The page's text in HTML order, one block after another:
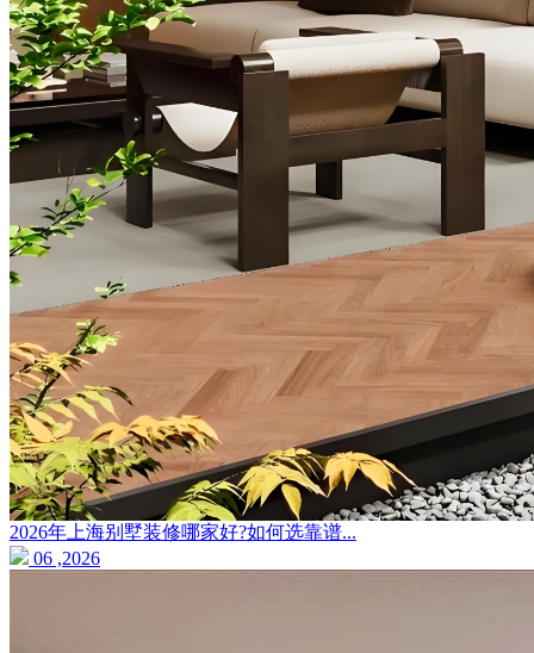
2026年上海别墅装修哪家好?如何选靠谱...
06 ,2026